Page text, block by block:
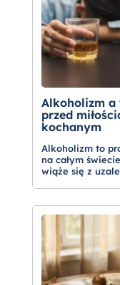
Alkoholizm a
przed
kochanym
Alkoholizm to
na całym
wiąże się z